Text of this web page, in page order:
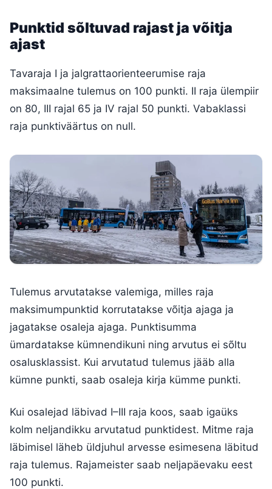
Punktid sõltuvad rajast ja võitja
ajast
Tavaraja I ja jalgrattaorienteerumise raja
maksimaalne tulemus on 100 punkti. II raja ülempiir
on 80, III rajal 65 ja IV rajal 50 punkti. Vabaklassi
raja punktiväärtus on null.
Tulemus arvutatakse valemiga, milles raja
maksimumpunktid korrutatakse võitja ajaga ja
jagatakse osaleja ajaga. Punktisumma
ümardatakse kümnendikuni ning arvutus ei sõltu
osalusklassist. Kui arvutatud tulemus jääb alla
kümne punkti, saab osaleja kirja kümme punkti.
Kui osalejad läbivad I–III raja koos, saab igaüks
kolm neljandikku arvutatud punktidest. Mitme raja
läbimisel läheb üldjuhul arvesse esimesena läbitud
raja tulemus. Rajameister saab neljapäevaku eest
100 punkti.